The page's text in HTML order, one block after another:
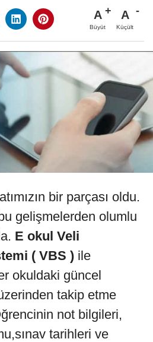
A
Büyüt
A
Küçült
bir parçası oldu.
gelişmelerden olumlu
E okul Veli
( VBS ) ile
okuldaki güncel
takip etme
not bilgileri,
tarihleri ve